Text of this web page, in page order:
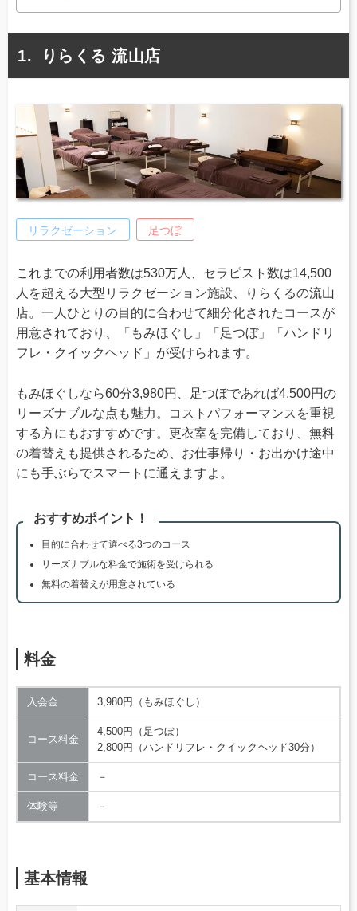
りらくる 流山店
リラクゼーション 足つぼ
これまでの利用者数は530万人、セラピスト数は14,500
人を超える大型リラクゼーション施設、りらくるの流山
店。一人ひとりの目的に合わせて細分化されたコースが
用意されており、「もみほぐし」「足つぼ」「ハンドリ
フレ・クイックヘッド」が受けられます。
もみほぐしなら60分3,980円、足つぼであれば4,500円の
リーズナブルな点も魅力。コストパフォーマンスを重視
する方にもおすすめです。更衣室を完備しており、無料
の着替えも提供されるため、お仕事帰り・お出かけ途中
にも手ぶらでスマートに通えますよ。
おすすめポイント！
目的に合わせて選べる3つのコース
リーズナブルな料金で施術を受けられる
無料の着替えが用意されている
料金
入会金 3,980円（もみほぐし）
コース料金
4,500円（足つぼ）
2,800円（ハンドリフレ・クイックヘッド30分）
コース料金 －
体験等 －
基本情報